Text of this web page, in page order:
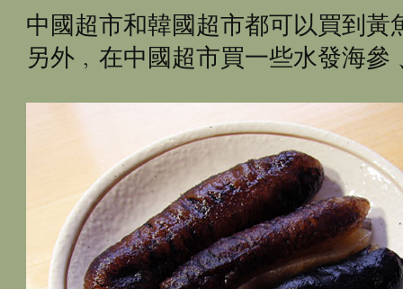
中國超市和韓國超市都可以買到黃
另外﹐在中國超市買一些水發海參